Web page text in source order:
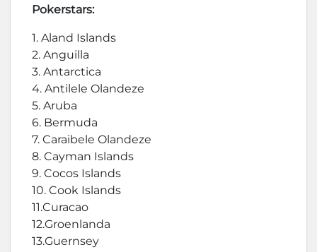
Pokerstars:
1. Aland Islands
2. Anguilla
3. Antarctica
4. Antilele Olandeze
5. Aruba
6. Bermuda
7. Caraibele Olandeze
8. Cayman Islands
9. Cocos Islands
10. Cook Islands
11.Curacao
12.Groenlanda
13.Guernsey